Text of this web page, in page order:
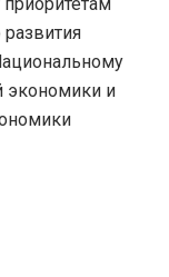
развития
экономики и